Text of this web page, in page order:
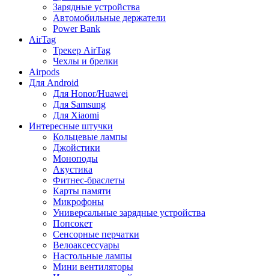
Зарядные устройства
Автомобильные держатели
Power Bank
AirTag
Трекер AirTag
Чехлы и брелки
Airpods
Для Android
Для Honor/Huawei
Для Samsung
Для Xiaomi
Интересные штучки
Кольцевые лампы
Джойстики
Моноподы
Акустика
Фитнес-браслеты
Карты памяти
Микрофоны
Универсальные зарядные устройства
Попсокет
Сенсорные перчатки
Велоаксессуары
Настольные лампы
Мини вентиляторы